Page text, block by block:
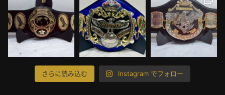
さらに読み込む Instagram でフォロー